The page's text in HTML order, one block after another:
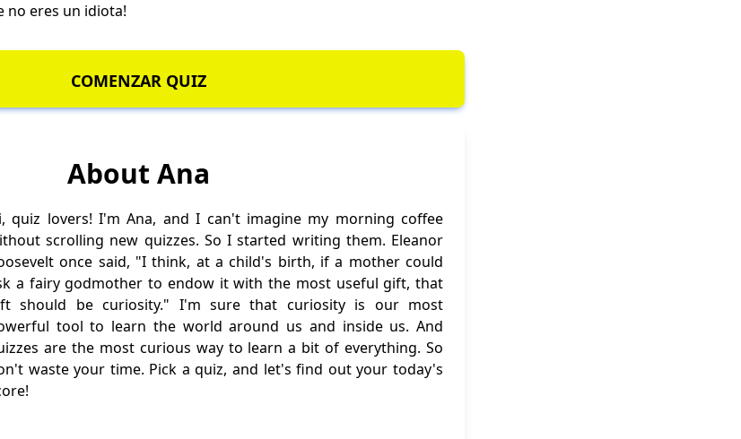
no eres un idiota!
COMENZAR QUIZ
About Ana
quiz lovers! I'm Ana, and I can't imagine my morning coffee
scrolling new quizzes. So I started writing them. Eleanor
once said, "I think, at a child's birth, if a mother could
a fairy godmother to endow it with the most useful gift, that
should be curiosity." I'm sure that curiosity is our most
tool to learn the world around us and inside us. And
are the most curious way to learn a bit of everything. So
waste your time. Pick a quiz, and let's find out your today's